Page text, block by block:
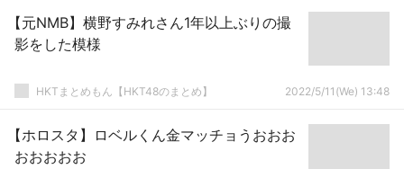
【元NMB】横野すみれさん1年以上ぶりの撮
影をした模様
HKTまとめもん【HKT48のまとめ】 2022/5/11(We) 13:48
【ホロスタ】ロベルくん金マッチョうおおお
おおおおお